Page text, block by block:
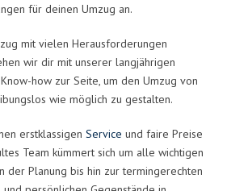
für deinen Umzug an.
mit vielen Herausforderungen
wir dir mit unserer langjährigen
how zur Seite, um den Umzug von
wie möglich zu gestalten.
erstklassigen Service und faire Preise
Team kümmert sich um alle wichtigen
der Planung bis hin zur termingerechten